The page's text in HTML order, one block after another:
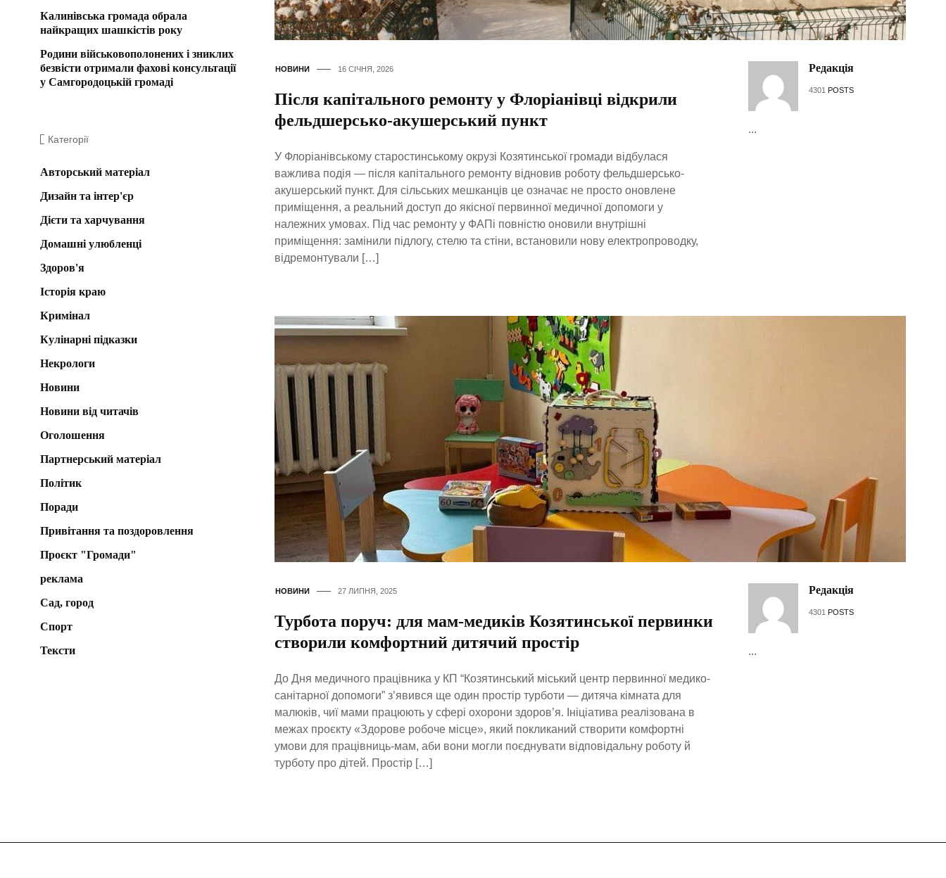
НОВИНИ 16 СІЧНЯ, 2026
Після капітального ремонту у Флоріанівці відкрили
фельдшерсько-акушерський пункт
У Флоріанівському старостинському окрузі Козятинської громади відбулася
важлива подія — після капітального ремонту відновив роботу фельдшерсько-
акушерський пункт. Для сільських мешканців це означає не просто оновлене
приміщення, а реальний доступ до якісної первинної медичної допомоги у
належних умовах. Під час ремонту у ФАПі повністю оновили внутрішні
приміщення: замінили підлогу, стелю та стіни, встановили нову електропроводку,
відремонтували […]
Редакція
4301 POSTS
...
НОВИНИ 27 ЛИПНЯ, 2025
Турбота поруч: для мам-медиків Козятинської первинки
створили комфортний дитячий простір
До Дня медичного працівника у КП “Козятинський міський центр первинної медико-
санітарної допомоги” з’явився ще один простір турботи — дитяча кімната для
малюків, чиї мами працюють у сфері охорони здоров’я. Ініціатива реалізована в
межах проєкту «Здорове робоче місце», який покликаний створити комфортні
умови для працівниць-мам, аби вони могли поєднувати відповідальну роботу й
турботу про дітей. Простір […]
Редакція
4301 POSTS
...
Калинівська громада обрала
найкращих шашкістів року
Родини військовополонених і зниклих
безвісти отримали фахові консультації
у Самгородоцькій громаді
Категорії
Авторський матеріал
Дизайн та інтер'єр
Дієти та харчування
Домашні улюбленці
Здоров'я
Історія краю
Кримінал
Кулінарні підказки
Некрологи
Новини
Новини від читачів
Оголошення
Партнерський матеріал
Політик
Поради
Привітання та поздоровлення
Проєкт "Громади"
реклама
Сад, город
Спорт
Тексти